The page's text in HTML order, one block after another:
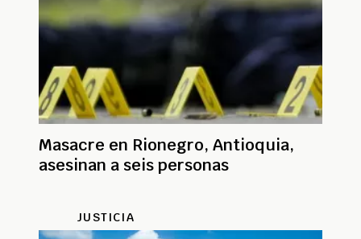
Masacre en Rionegro, Antioquia,
asesinan a seis personas
JUSTICIA